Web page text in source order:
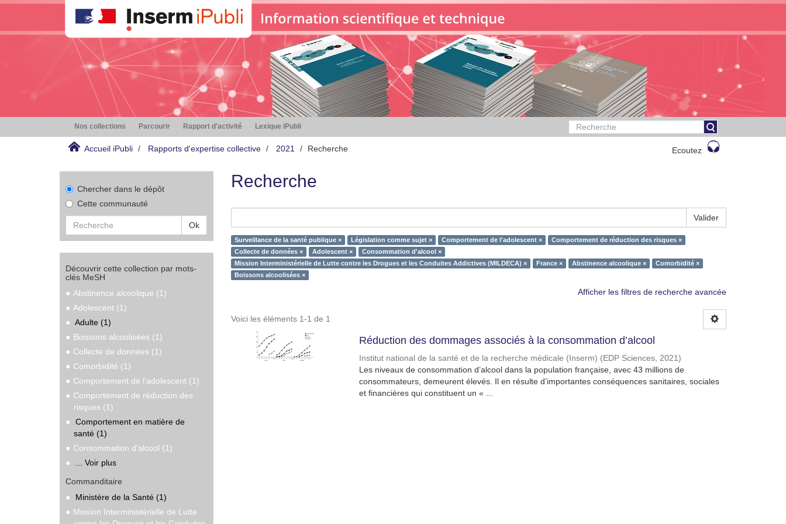
Nos collections Parcourir Rapport d'activité Lexique iPubli
Accueil iPubli Rapports d'expertise collective 2021 Recherche Ecoutez
Chercher dans le dépôt
Cette communauté
Ok
Découvrir cette collection par mots-
clés MeSH
Abstinence alcoolique (1)
Adolescent (1)
Adulte (1)
Boissons alcoolisées (1)
Collecte de données (1)
Comorbidité (1)
Comportement de l'adolescent (1)
Comportement de réduction des
risques (1)
Comportement en matière de
santé (1)
Consommation d'alcool (1)
... Voir plus
Commanditaire
Ministère de la Santé (1)
Mission Interministérielle de Lutte
Recherche
Valider
Surveillance de la santé publique × Législation comme sujet × Comportement de l'adolescent ×
Comportement de réduction des risques ×
Collecte de données ×
Adolescent ×
Consommation d'alcool ×
Mission Interministérielle de Lutte contre les Drogues et les Conduites Addictives (MILDECA) ×
France × Abstinence alcoolique ×
Comorbidité ×
Boissons alcoolisées ×
Afficher les filtres de recherche avancée
Voici les éléments 1-1 de 1
Réduction des dommages associés à la consommation d’alcool
Institut national de la santé et de la recherche médicale (Inserm) (EDP Sciences, 2021)
Les niveaux de consommation d’alcool dans la population française, avec 43 millions de
consommateurs, demeurent élevés. Il en résulte d’importantes conséquences sanitaires, sociales
et financières qui constituent un « ...